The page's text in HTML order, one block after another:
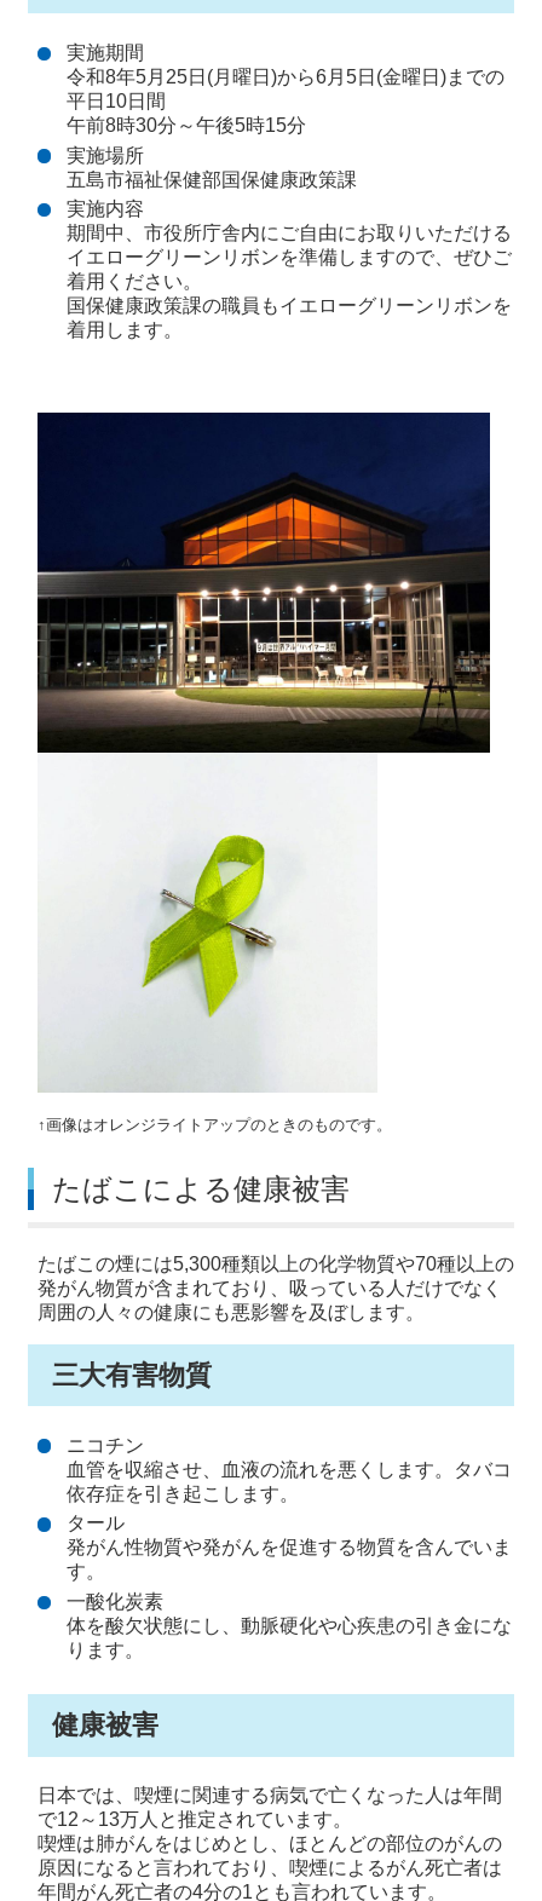
実施期間
令和8年5月25日(月曜日)から6月5日(金曜日)までの
平日10日間
午前8時30分～午後5時15分
実施場所
五島市福祉保健部国保健康政策課
実施内容
期間中、市役所庁舎内にご自由にお取りいただける
イエローグリーンリボンを準備しますので、ぜひご
着用ください。
国保健康政策課の職員もイエローグリーンリボンを
着用します。
↑画像はオレンジライトアップのときのものです。
たばこによる健康被害
たばこの煙には5,300種類以上の化学物質や70種以上の
発がん物質が含まれており、吸っている人だけでなく
周囲の人々の健康にも悪影響を及ぼします。
三大有害物質
ニコチン
血管を収縮させ、血液の流れを悪くします。タバコ
依存症を引き起こします。
タール
発がん性物質や発がんを促進する物質を含んでいま
す。
一酸化炭素
体を酸欠状態にし、動脈硬化や心疾患の引き金にな
ります。
健康被害
日本では、喫煙に関連する病気で亡くなった人は年間
で12～13万人と推定されています。
喫煙は肺がんをはじめとし、ほとんどの部位のがんの
原因になると言われており、喫煙によるがん死亡者は
年間がん死亡者の4分の1とも言われています。